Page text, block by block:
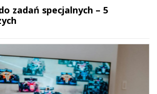
zadań specjalnych – 5